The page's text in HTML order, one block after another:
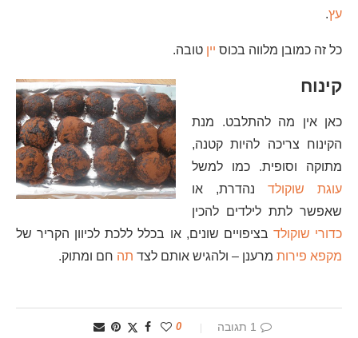
עץ.
כל זה כמובן מלווה בכוס יין טובה.
קינוח
כאן אין מה להתלבט. מנת
הקינוח צריכה להיות קטנה,
מתוקה וסופית. כמו למשל
עוגת שוקולד נהדרת, או
שאפשר לתת לילדים להכין
כדורי שוקולד בציפויים שונים, או בכלל ללכת לכיוון הקריר של
מקפא פירות מרענן – ולהגיש אותם לצד תה חם ומתוק.
1 תגובה 0